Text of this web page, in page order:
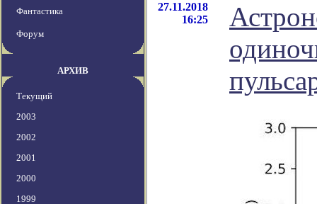
Фантастика
Форум
АРХИВ
Текущий
2003
2002
2001
2000
1999
27.11.2018
16:25